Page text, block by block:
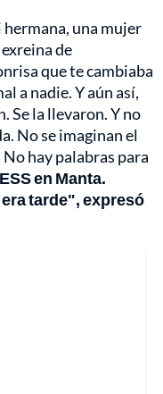
una mujer
de
que te cambiaba
a nadie. Y aún así,
Se la llevaron. Y no
No se imaginan el
hay palabras para
en Manta.
tarde", expresó